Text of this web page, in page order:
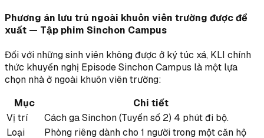
Phương án lưu trú ngoài khuôn viên trường được đề
xuất — Tập phim Sinchon Campus
Đối với những sinh viên không được ở ký túc xá, KLI chính
thức khuyến nghị Episode Sinchon Campus là một lựa
chọn nhà ở ngoài khuôn viên trường:
Mục
Chi tiết
Vị trí
Cách ga Sinchon (Tuyến số 2) 4 phút đi bộ.
Loại
Phòng riêng dành cho 1 người trong một căn hộ